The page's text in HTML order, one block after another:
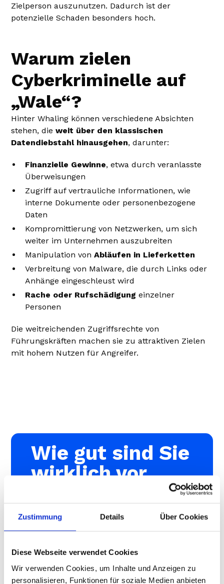
Zustimmung Details Über Cookies
Diese Webseite verwendet Cookies
Wir verwenden Cookies, um Inhalte und Anzeigen zu
personalisieren, Funktionen für soziale Medien anbieten
Zielperson auszunutzen. Dadurch ist der
potenzielle Schaden besonders hoch.
Warum zielen
Cyberkriminelle auf
„Wale“?
Hinter Whaling können verschiedene Absichten
stehen, dieweit über den klassischen
Datendiebstahl hinausgehen, darunter:
Finanzielle Gewinne, etwa durch veranlasste
Überweisungen
Zugriff auf vertrauliche Informationen, wie
interne Dokumente oder personenbezogene
Daten
Kompromittierung von Netzwerken, um sich
weiter im Unternehmen auszubreiten
Manipulation vonAbläufen in Lieferketten
Verbreitung von Malware, die durch Links oder
Anhänge eingeschleust wird
Rache oder Rufschädigung einzelner
Personen
Die weitreichenden Zugriffsrechte von
Führungskräften machen sie zu attraktiven Zielen
mit hohem Nutzen für Angreifer.
Wie gut sind Sie
wirklich vor
Cyberangriffen
geschützt?
Handlungsempfehlung & Beratung
Zum IT-Security-Audit